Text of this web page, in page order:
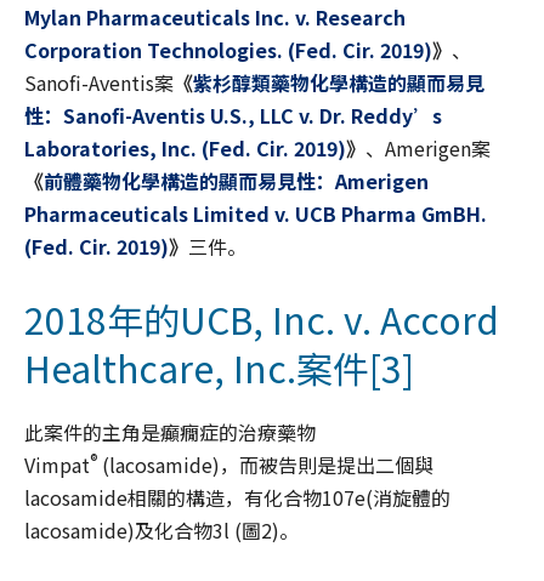
Mylan Pharmaceuticals Inc. v. Research
Corporation Technologies. (Fed. Cir. 2019)》 、
Sanofi-Aventis案 《紫杉醇類藥物化學構造的顯而易見
性：Sanofi-Aventis U.S., LLC v. Dr. Reddy’s
Laboratories, Inc. (Fed. Cir. 2019)》 、Amerigen案
《前體藥物化學構造的顯而易見性：Amerigen
Pharmaceuticals Limited v. UCB Pharma GmBH.
(Fed. Cir. 2019)》 三件。
2018年的UCB, Inc. v. Accord
Healthcare, Inc.案件[3]
此案件的主角是癲癇症的治療藥物
Vimpat® (lacosamide)，而被告則是提出二個與
lacosamide相關的構造，有化合物107e(消旋體的
lacosamide)及化合物3l (圖2)。